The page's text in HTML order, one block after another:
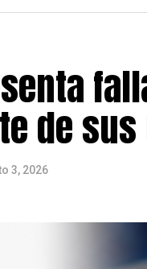
de
3, 2026